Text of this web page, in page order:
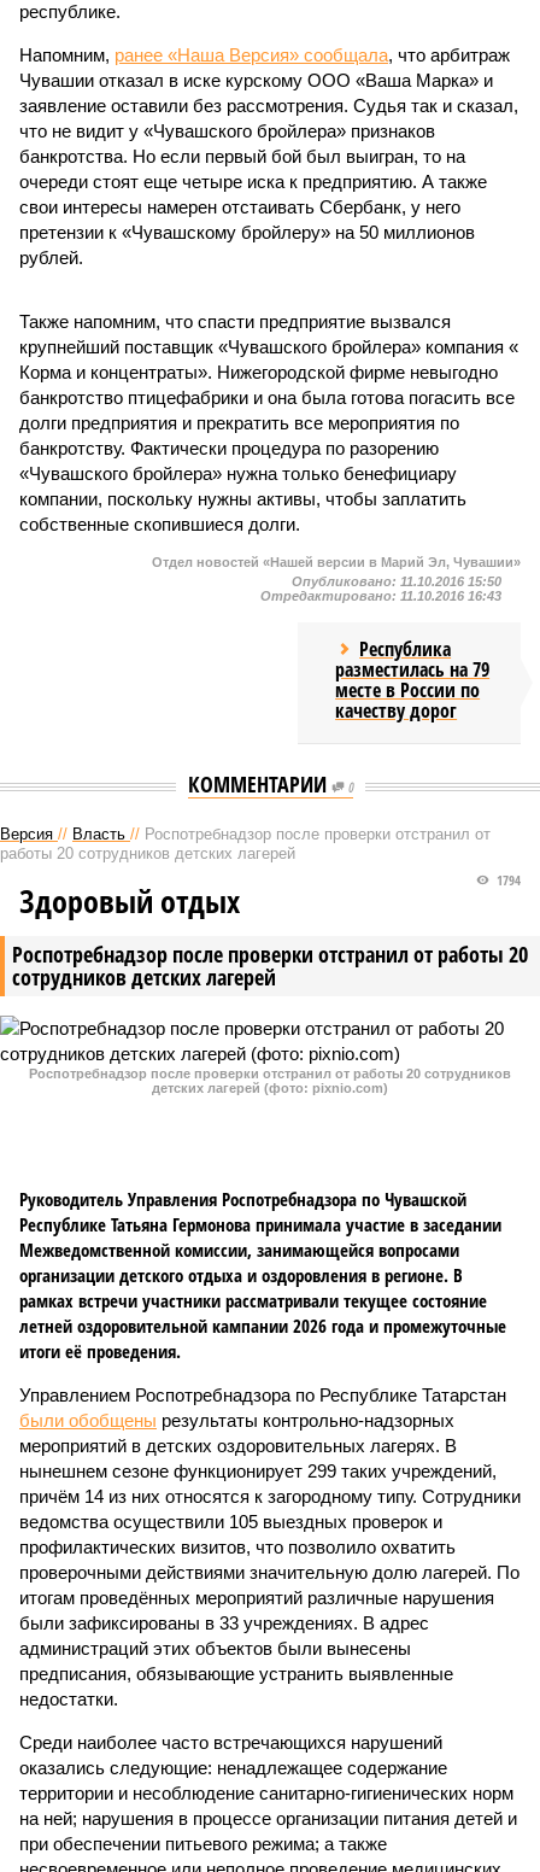
республике.
Напомним, ранее «Наша Версия» сообщала, что арбитраж
Чувашии отказал в иске курскому ООО «Ваша Марка» и
заявление оставили без рассмотрения. Судья так и сказал,
что не видит у «Чувашского бройлера» признаков
банкротства. Но если первый бой был выигран, то на
очереди стоят еще четыре иска к предприятию. А также
свои интересы намерен отстаивать Сбербанк, у него
претензии к «Чувашскому бройлеру» на 50 миллионов
рублей.
Также напомним, что спасти предприятие вызвался
крупнейший поставщик «Чувашского бройлера» компания «
Корма и концентраты». Нижегородской фирме невыгодно
банкротство птицефабрики и она была готова погасить все
долги предприятия и прекратить все мероприятия по
банкротству. Фактически процедура по разорению
«Чувашского бройлера» нужна только бенефициару
компании, поскольку нужны активы, чтобы заплатить
собственные скопившиеся долги.
Отдел новостей «Нашей версии в Марий Эл, Чувашии»
Опубликовано: 11.10.2016 15:50
Отредактировано: 11.10.2016 16:43
Республика
разместилась на 79
месте в России по
качеству дорог
КОММЕНТАРИИ 0
Версия // Власть // Роспотребнадзор после проверки отстранил от
работы 20 сотрудников детских лагерей
Роспотребнадзор после проверки отстранил от работы 20
сотрудников детских лагерей
1794
Здоровый отдых
Роспотребнадзор после проверки отстранил от работы 20 сотрудников
детских лагерей (фото: pixnio.com)
Руководитель Управления Роспотребнадзора по Чувашской
Республике Татьяна Гермонова принимала участие в заседании
Межведомственной комиссии, занимающейся вопросами
организации детского отдыха и оздоровления в регионе. В
рамках встречи участники рассматривали текущее состояние
летней оздоровительной кампании 2026 года и промежуточные
итоги её проведения.
Управлением Роспотребнадзора по Республике Татарстан
были обобщены результаты контрольно-надзорных
мероприятий в детских оздоровительных лагерях. В
нынешнем сезоне функционирует 299 таких учреждений,
причём 14 из них относятся к загородному типу. Сотрудники
ведомства осуществили 105 выездных проверок и
профилактических визитов, что позволило охватить
проверочными действиями значительную долю лагерей. По
итогам проведённых мероприятий различные нарушения
были зафиксированы в 33 учреждениях. В адрес
администраций этих объектов были вынесены
предписания, обязывающие устранить выявленные
недостатки.
Среди наиболее часто встречающихся нарушений
оказались следующие: ненадлежащее содержание
территории и несоблюдение санитарно-гигиенических норм
на ней; нарушения в процессе организации питания детей и
при обеспечении питьевого режима; а также